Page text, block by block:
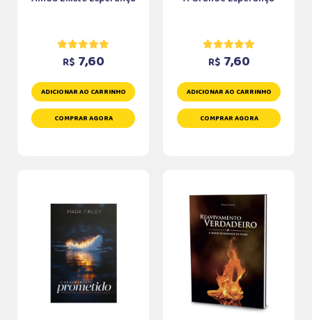
R$ 7,60
ADICIONAR AO CARRINHO
COMPRAR AGORA
R$ 7,60
ADICIONAR AO CARRINHO
COMPRAR AGORA